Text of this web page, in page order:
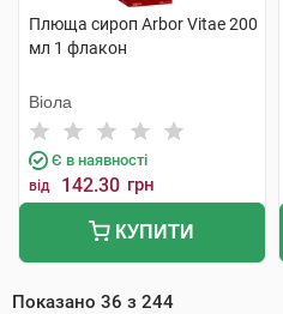
Плюща сироп Arbor Vitae 200
мл 1 флакон
Віола
Є в наявності
від 142.30 грн
КУПИТИ
Показано 36 з 244